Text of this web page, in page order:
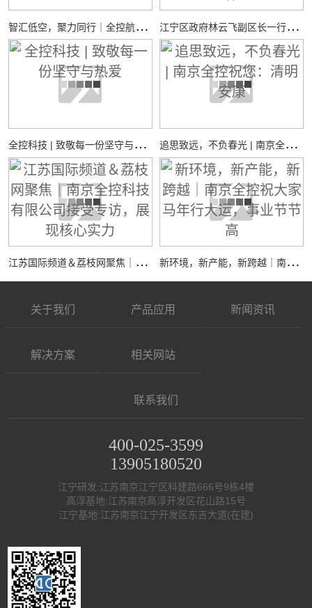
智
汇低空，聚力同行｜全控航空共探低空经济装备新机遇 江
宁区政府林云飞副区长一行调研全控仿真平台新工厂项目建设工作
全
控科技 | 致敬每一份坚守与热爱 追
思致远，不负春光 | 南京全控祝您：清明安康
江
苏国际频道＆荔枝网聚焦｜南京全控科技有限公司接受专访，展现核心实力 新
环境，新产能，新跨越｜南京全控祝大家马年行大运，事业节节高
关于我们 产品应用 新闻资讯
解决方案 相关网站
联系我们
400-025-3599
13905180520
江宁研发:江苏南京江宁区科建路666号9栋4楼
高淳基地:江苏南京高淳开发区花山路15号
江宁基地:江苏南京江宁开发区东吉大道(在建)